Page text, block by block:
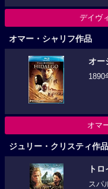
デイヴ
オマー・シャリフ作品
オー
1890
オマ
ジュリー・クリスティ作品
トロ
スパ